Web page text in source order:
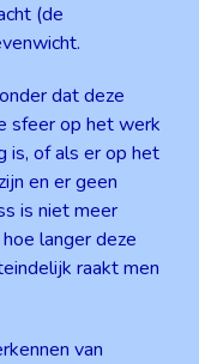
(de
dat deze
sfeer op het werk
is, of als er op het
en er geen
is niet meer
langer deze
raakt men
van